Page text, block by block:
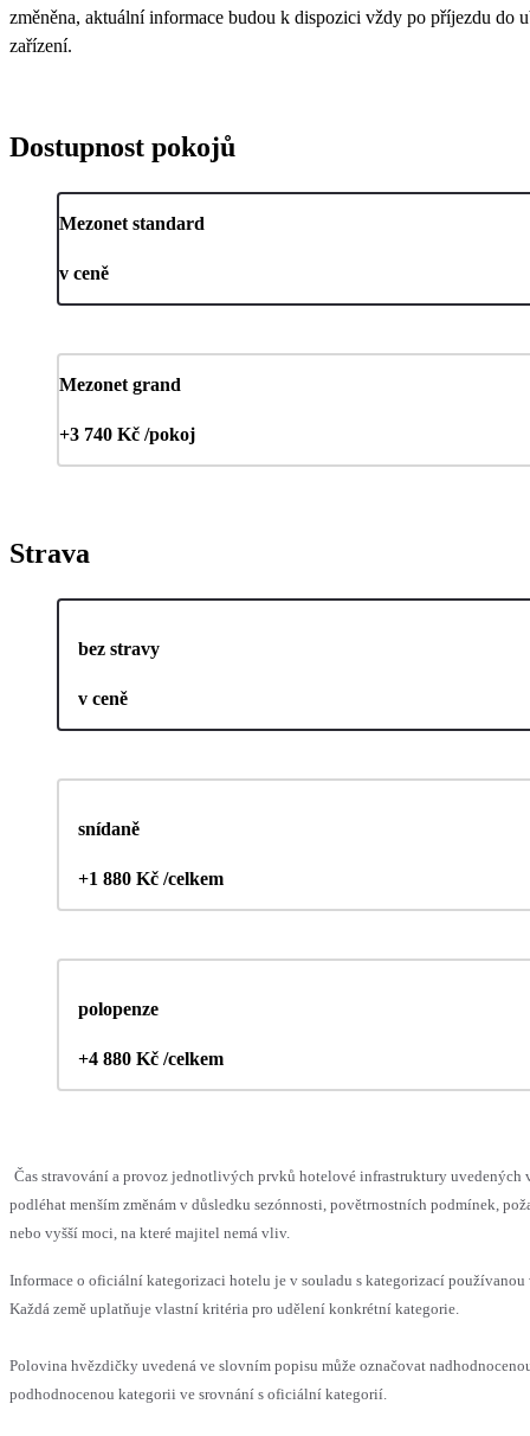
změněna, aktuální informace budou k dispozici vždy po příjezdu do
zařízení.
Dostupnost pokojů
Mezonet standard
v ceně
Mezonet grand
+3 740 Kč /pokoj
Strava
bez stravy
v ceně
snídaně
+1 880 Kč /celkem
polopenze
+4 880 Kč /celkem
Čas stravování a provoz jednotlivých prvků hotelové infrastruktury uvedených
podléhat menším změnám v důsledku sezónnosti, povětrnostních podmínek,
nebo vyšší moci, na které majitel nemá vliv.
Informace o oficiální kategorizaci hotelu je v souladu s kategorizací používanou
Každá země uplatňuje vlastní kritéria pro udělení konkrétní kategorie.
Polovina hvězdičky uvedená ve slovním popisu může označovat
podhodnocenou kategorii ve srovnání s oficiální kategorií.